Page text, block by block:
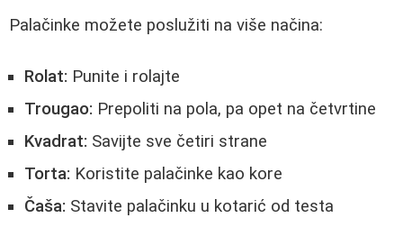
Palačinke možete poslužiti na više načina:
Rolat: Punite i rolajte
Trougao: Prepoliti na pola, pa opet na četvrtine
Kvadrat: Savijte sve četiri strane
Torta: Koristite palačinke kao kore
Čaša: Stavite palačinku u kotarić od testa